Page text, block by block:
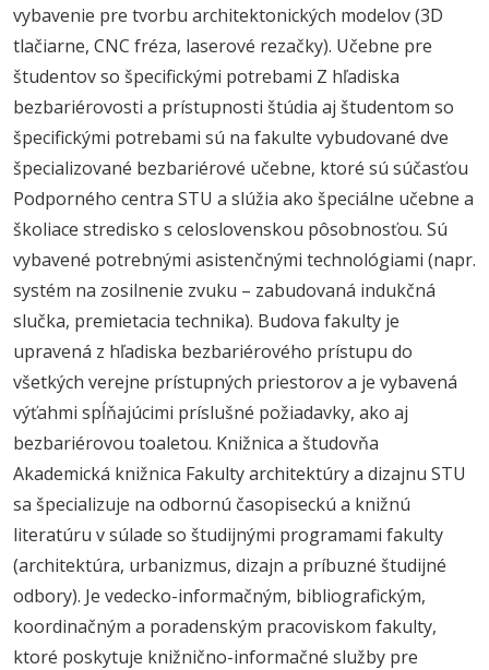
vybavenie pre tvorbu architektonických modelov (3D
tlačiarne, CNC fréza, laserové rezačky). Učebne pre
študentov so špecifickými potrebami Z hľadiska
bezbariérovosti a prístupnosti štúdia aj študentom so
špecifickými potrebami sú na fakulte vybudované dve
špecializované bezbariérové učebne, ktoré sú súčasťou
Podporného centra STU a slúžia ako špeciálne učebne a
školiace stredisko s celoslovenskou pôsobnosťou. Sú
vybavené potrebnými asistenčnými technológiami (napr.
systém na zosilnenie zvuku – zabudovaná indukčná
slučka, premietacia technika). Budova fakulty je
upravená z hľadiska bezbariérového prístupu do
všetkých verejne prístupných priestorov a je vybavená
výťahmi spĺňajúcimi príslušné požiadavky, ako aj
bezbariérovou toaletou. Knižnica a študovňa
Akademická knižnica Fakulty architektúry a dizajnu STU
sa špecializuje na odbornú časopiseckú a knižnú
literatúru v súlade so študijnými programami fakulty
(architektúra, urbanizmus, dizajn a príbuzné študijné
odbory). Je vedecko-informačným, bibliografickým,
koordinačným a poradenským pracoviskom fakulty,
ktoré poskytuje knižnično-informačné služby pre